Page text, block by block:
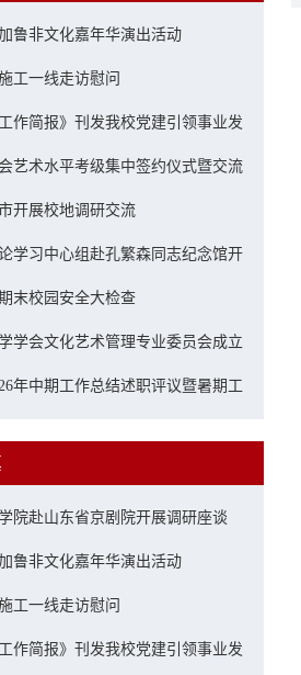
鲁非文化嘉年华演出活动
工一线走访慰问
作简报》刊发我校党建引领事业发
艺术水平考级集中签约仪式暨交流
开展校地调研交流
学习中心组赴孔繁森同志纪念馆开
末校园安全大检查
学会文化艺术管理专业委员会成立
行
年中期工作总结述职评议暨暑期工
院赴山东省京剧院开展调研座谈
鲁非文化嘉年华演出活动
工一线走访慰问
作简报》刊发我校党建引领事业发